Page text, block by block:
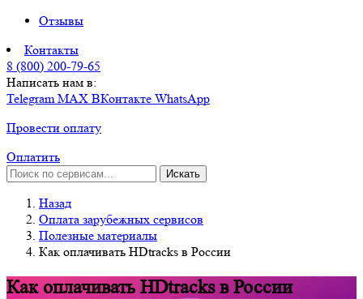
Отзывы
Контакты
8 (800) 200-79-65
Написать нам в:
TelegramMAX ВКонтакте WhatsApp
Провести оплату
Оплатить
Искать
Назад
Оплата зарубежных сервисов
Полезные материалы
Как оплачивать HDtracks в России
Как оплачивать HDtracks в России